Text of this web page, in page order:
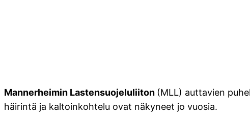
Mannerheimin Lastensuojeluliiton (MLL) auttavien
häirintä ja kaltoinkohtelu ovat näkyneet jo vuosia.